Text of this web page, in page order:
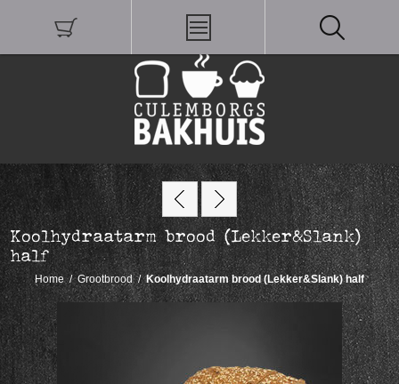
Koolhydraatarm brood (Lekker&Slank)
half
Home / Grootbrood / Koolhydraatarm brood (Lekker&Slank) half